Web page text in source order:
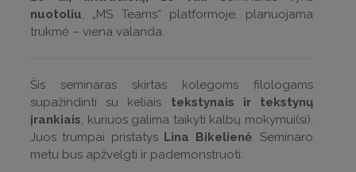
nuotoliu , „MS Teams“ platformoje, planuojama
trukmė – viena valanda.
Šis seminaras skirtas kolegoms filologams
supažindinti su keliais tekstynais ir tekstynų
įrankiais , kuriuos galima taikyti kalbų mokymui(si).
Juos trumpai pristatys Lina Bikelienė. Seminaro
metu bus apžvelgti ir pademonstruoti: